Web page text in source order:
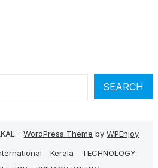
SEARCH
-WordPress Theme byWPEnjoy
Kerala
TECHNOLOGY